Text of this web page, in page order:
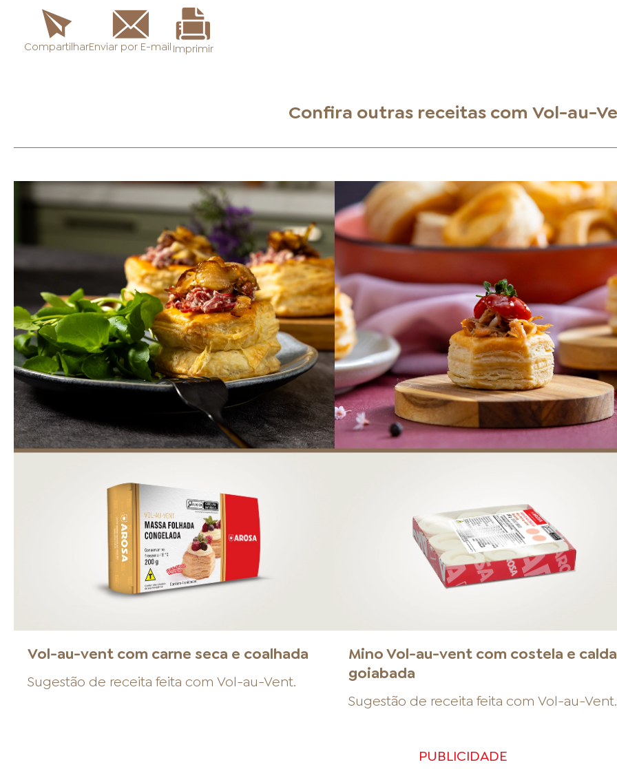
CompartilharEnviar por E-mail Imprimir
Confira outras receitas com Vol-au-
Vol-au-vent com carne seca e coalhada
Sugestão de receita feita comVol-au-Vent.
Mino Vol-au-vent com costela e
goiabada
Sugestão de receita feita comVol-au-Vent.
PUBLICIDADE